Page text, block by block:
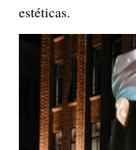
estéticas.